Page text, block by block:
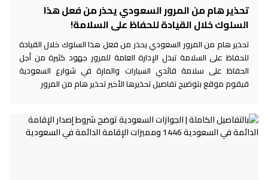
تحذير هام من المرور السعودي يحذر من فعل هذا
السلوك خلال القيادة للحفاظ على السلامة!
تحذير هام من المرور السعودي يحذر من فعل هذا السلوك خلال القيادة
للحفاظ على السلامة تبذل الإدارة العامة للمرور جهود كثيرة من أجل
الحفاظ على سلامة قائدي السيارات والمارة في شوارع السعودية
فيقوم موقع بتوضيح تفاصيل تحذيرها الأخير تحذير هام من المرور